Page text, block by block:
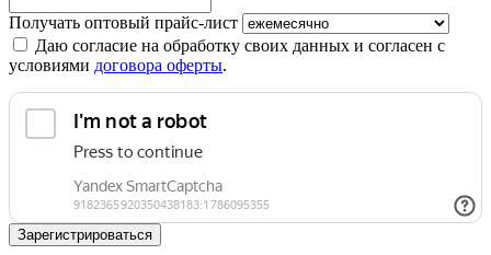
Получать оптовый прайс-лист
Даю согласие на обработку своих данных и согласен с
условиями договора оферты.